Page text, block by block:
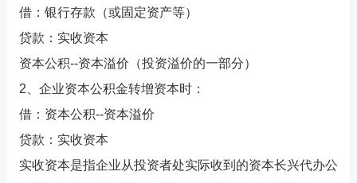
借：银行存款（或固定资产等）
贷款：实收资本
资本公积--资本溢价（投资溢价的一部分）
2、企业资本公积金转增资本时：
借：资本公积--资本溢价
贷款：实收资本
实收资本是指企业从投资者处实际收到的资本长兴代办公